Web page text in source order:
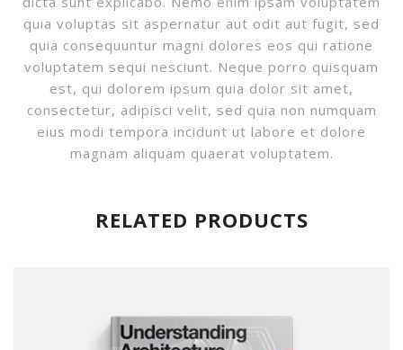
quia voluptas sit aspernatur aut odit aut fugit, sed
quia consequuntur magni dolores eos qui ratione
voluptatem sequi nesciunt. Neque porro quisquam
est, qui dolorem ipsum quia dolor sit amet,
consectetur, adipisci velit, sed quia non numquam
eius modi tempora incidunt ut labore et dolore
magnam aliquam quaerat voluptatem.
RELATED PRODUCTS